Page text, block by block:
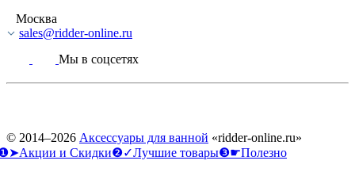
Москва
sales@ridder-online.ru
Мы в соцсетях
© 2014–2026 Аксессуары для ванной «ridder-online.ru»
и Скидки❷✓Лучшие товары❸☛Полезно